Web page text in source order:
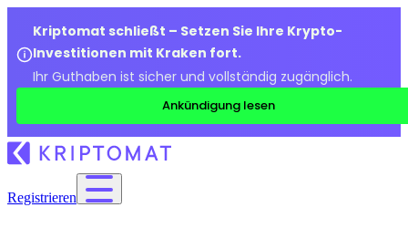
Kriptomat schließt – Setzen Sie Ihre Krypto-
Investitionen mit Kraken fort.
Ihr Guthaben ist sicher und vollständig zugänglich.
Ankündigung lesen
Registrieren